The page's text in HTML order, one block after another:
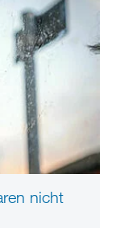
nicht